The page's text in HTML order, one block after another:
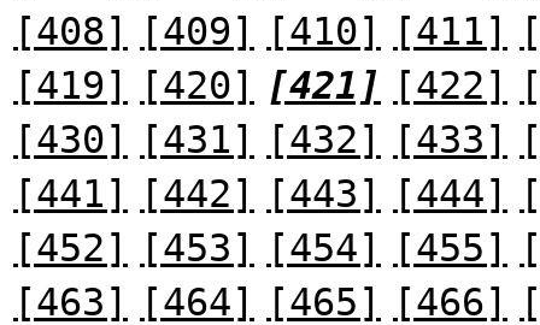
[408]
[409] [410] [411]
[419]
[420] [421] [422]
[430]
[431] [432] [433]
[441]
[442] [443] [444]
[452]
[453] [454] [455]
[463]
[464] [465] [466]